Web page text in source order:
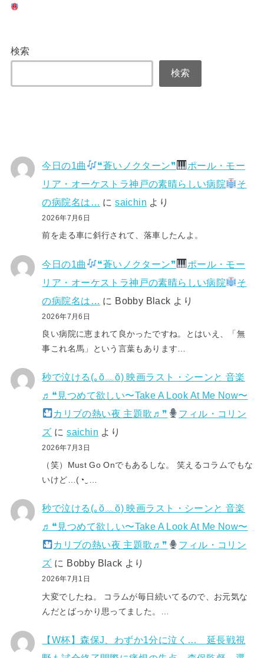
検索
検索
今日の1曲 ❝蒼いノクターン❞
ポール・モー
リア・オーケストラ神戸の素晴らしい病院
そ
の病院名は… にsaichin より
2026年7月6日
前を走る車に斜行されて、落車したんよ。
今日の1曲 ❝蒼いノクターン❞
ポール・モー
リア・オーケストラ神戸の素晴らしい病院
そ
の病院名は… に Bobby Black より
2026年7月6日
良い病院に恵まれて良かったですね。とはいえ、「無
事これ名馬」という言葉もあります…
秒で泣ける(⁠｡⁠ŏ⁠﹏⁠ŏ⁠) 映画ラスト・シーンと 音楽
♬❝見つめて欲しい〜Take A Look At Me Now〜
カリブの熱い夜 主題歌♬❞
フィル・コリン
ズ にsaichin より
2026年7月3日
（笑）Must Go Onでもあるしな。 笑えるコラムでもな
いけど…(⁠◔⁠‿⁠…
秒で泣ける(⁠｡⁠ŏ⁠﹏⁠ŏ⁠) 映画ラスト・シーンと 音楽
♬❝見つめて欲しい〜Take A Look At Me Now〜
カリブの熱い夜 主題歌♬❞
フィル・コリン
ズ に Bobby Black より
2026年7月1日
大変でしたね。 コラムが毎日続いてるので、お元気な
んだとばっかり思ってました。…
【W杯】森保J、わずか1分に泣く… 延長戦視